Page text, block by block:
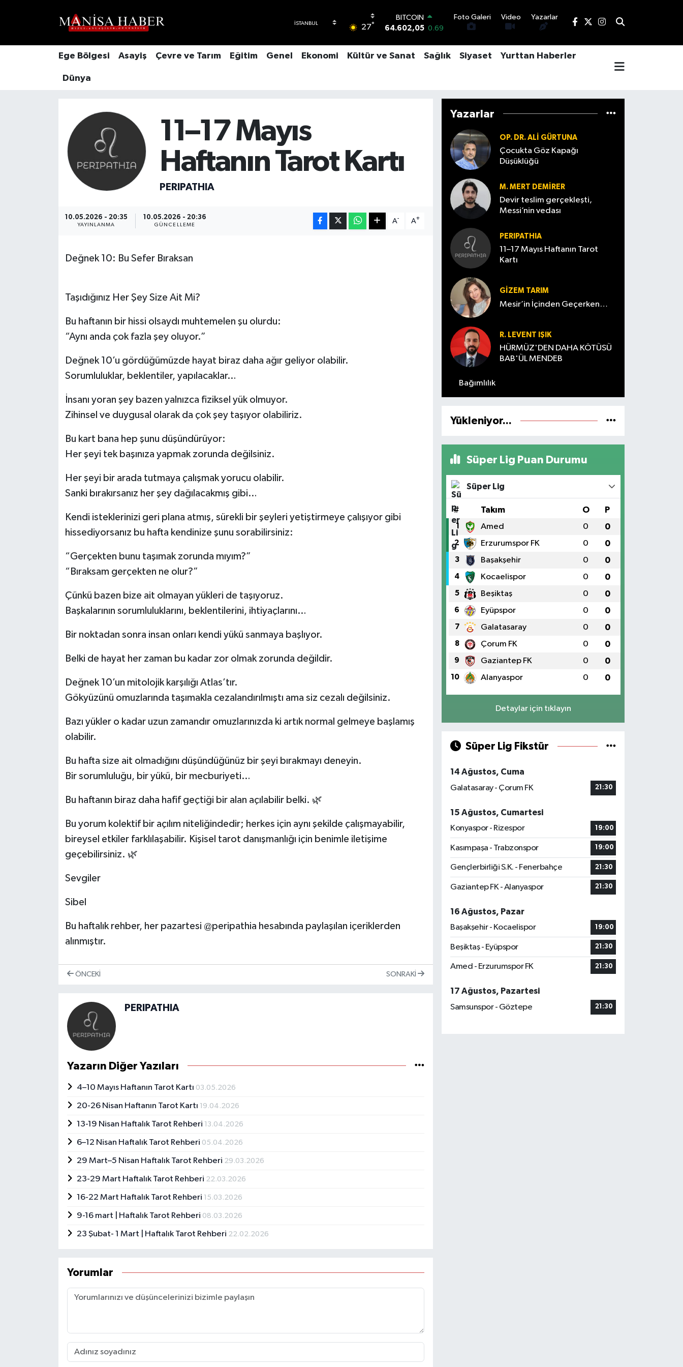
27°
BITCOIN
64.602,05 0.69
EURO
Foto Galeri Video Yazarlar
Ege Bölgesi Asayiş Çevre ve Tarım Eğitim Genel Ekonomi Kültür ve Sanat Sağlık Siyaset Yurttan Haberler
Dünya
11–17 Mayıs
Haftanın Tarot Kartı
PERIPATHIA
10.05.2026 - 20:35
YAYINLANMA
10.05.2026 - 20:36
GÜNCELLEME
A- A+
Değnek 10: Bu Sefer Bıraksan
Taşıdığınız Her Şey Size Ait Mi?
Bu haftanın bir hissi olsaydı muhtemelen şu olurdu:
“Aynı anda çok fazla şey oluyor.”
Değnek 10’u gördüğümüzde hayat biraz daha ağır geliyor olabilir.
Sorumluluklar, beklentiler, yapılacaklar…
İnsanı yoran şey bazen yalnızca fiziksel yük olmuyor.
Zihinsel ve duygusal olarak da çok şey taşıyor olabiliriz.
Bu kart bana hep şunu düşündürüyor:
Her şeyi tek başınıza yapmak zorunda değilsiniz.
Her şeyi bir arada tutmaya çalışmak yorucu olabilir.
Sanki bırakırsanız her şey dağılacakmış gibi…
Kendi isteklerinizi geri plana atmış, sürekli bir şeyleri yetiştirmeye çalışıyor gibi
hissediyorsanız bu hafta kendinize şunu sorabilirsiniz:
“Gerçekten bunu taşımak zorunda mıyım?”
“Bıraksam gerçekten ne olur?”
Çünkü bazen bize ait olmayan yükleri de taşıyoruz.
Başkalarının sorumluluklarını, beklentilerini, ihtiyaçlarını…
Bir noktadan sonra insan onları kendi yükü sanmaya başlıyor.
Belki de hayat her zaman bu kadar zor olmak zorunda değildir.
Değnek 10’un mitolojik karşılığı Atlas’tır.
Gökyüzünü omuzlarında taşımakla cezalandırılmıştı ama siz cezalı değilsiniz.
Bazı yükler o kadar uzun zamandır omuzlarınızda ki artık normal gelmeye başlamış
olabilir.
Bu hafta size ait olmadığını düşündüğünüz bir şeyi bırakmayı deneyin.
Bir sorumluluğu, bir yükü, bir mecburiyeti…
Bu haftanın biraz daha hafif geçtiği bir alan açılabilir belki. 🌿
Bu yorum kolektif bir açılım niteliğindedir; herkes için aynı şekilde çalışmayabilir,
bireysel etkiler farklılaşabilir. Kişisel tarot danışmanlığı için benimle iletişime
geçebilirsiniz. 🌿
Sevgiler
Sibel
Bu haftalık rehber, her pazartesi @peripathia hesabında paylaşılan içeriklerden
alınmıştır.
ÖNCEKI SONRAKI
PERIPATHIA
Yazarın Diğer Yazıları
4–10 Mayıs Haftanın Tarot Kartı 03.05.2026
20-26 Nisan Haftanın Tarot Kartı 19.04.2026
13-19 Nisan Haftalık Tarot Rehberi 13.04.2026
6–12 Nisan Haftalık Tarot Rehberi 05.04.2026
29 Mart–5 Nisan Haftalık Tarot Rehberi 29.03.2026
23-29 Mart Haftalık Tarot Rehberi 22.03.2026
16-22 Mart Haftalık Tarot Rehberi 15.03.2026
9-16 mart | Haftalık Tarot Rehberi 08.03.2026
23 Şubat- 1 Mart | Haftalık Tarot Rehberi 22.02.2026
Yorumlar
Yazarlar
OP. DR. ALI GÜRTUNA
Çocukta Göz Kapağı
Düşüklüğü
M. MERT DEMIRER
Devir teslim gerçekleşti,
Messi’nin vedası
PERIPATHIA
11–17 Mayıs Haftanın Tarot
Kartı
GIZEM TARIM
Mesir’in İçinden Geçerken…
R. LEVENT IŞIK
HÜRMÜZ'DEN DAHA KÖTÜSÜ
BAB'ÜL MENDEB
Bağımlılık
Yükleniyor...
Süper Lig Puan Durumu
Süper Lig
# Takım O P
1 Amed 0 0
2 Erzurumspor FK 0 0
3 Başakşehir 0 0
4 Kocaelispor 0 0
5 Beşiktaş 0 0
6 Eyüpspor 0 0
7 Galatasaray 0 0
8 Çorum FK 0 0
9 Gaziantep FK 0 0
10 Alanyaspor 0 0
Detaylar için tıklayın
Süper Lig Fikstür
14 Ağustos, Cuma
Galatasaray - Çorum FK
21:30
15 Ağustos, Cumartesi
Konyaspor - Rizespor
19:00
Kasımpaşa - Trabzonspor 19:00
Gençlerbirliği S.K. - Fenerbahçe 21:30
Gaziantep FK - Alanyaspor 21:30
16 Ağustos, Pazar
Başakşehir - Kocaelispor
19:00
Beşiktaş - Eyüpspor 21:30
Amed - Erzurumspor FK 21:30
17 Ağustos, Pazartesi
Samsunspor - Göztepe
21:30
Tüm Manşetler
Son Dakika Haberleri
Haber Arşivi